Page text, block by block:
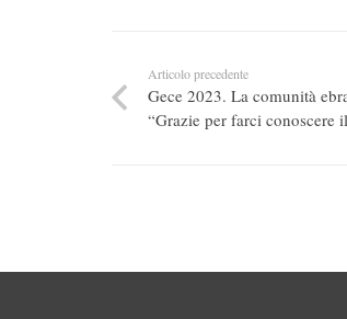
Articolo precedente
Gece 2023. La comunità
“Grazie per farci conoscere